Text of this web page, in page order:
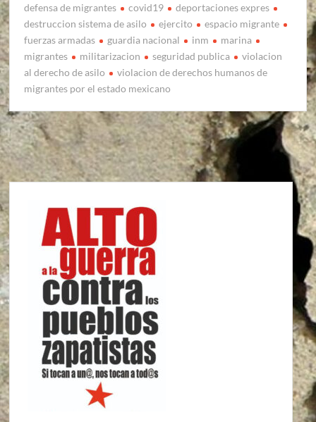
defensa de migrantes
covid19
deportaciones expres
destruccion sistema de asilo
ejercito
espacio migrante
fuerzas armadas
guardia nacional inm
marina
migrantes
militarizacion seguridad publica
violacion
al derecho de asilo
violacion de derechos humanos de
migrantes por el estado mexicano